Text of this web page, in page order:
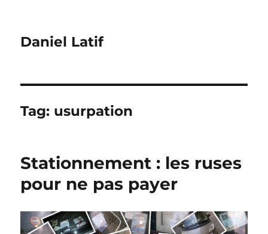
Daniel Latif
Tag: usurpation
Stationnement : les ruses
pour ne pas payer